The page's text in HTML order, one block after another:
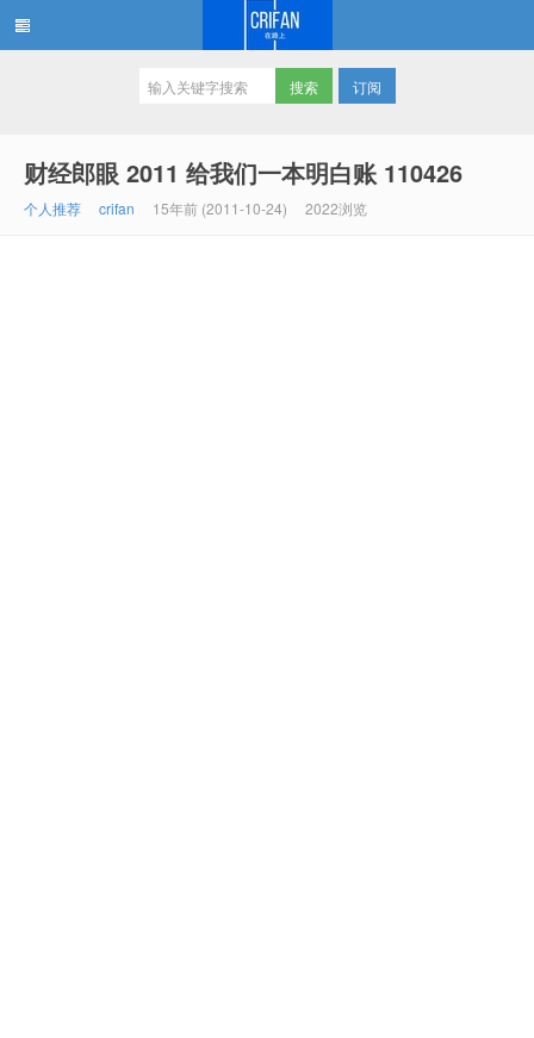
订阅
财经郎眼 2011 给我们一本明白账 110426
个人推荐 crifan 15年前 (2011-10-24) 2022浏览